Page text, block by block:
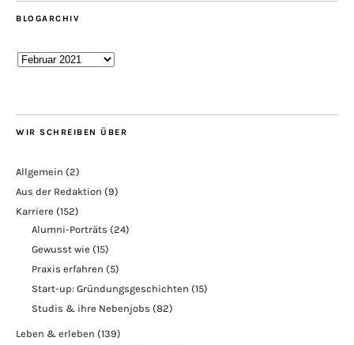
BLOGARCHIV
Blogarchiv
WIR SCHREIBEN ÜBER
Allgemein (2)
Aus der Redaktion (9)
Karriere (152)
Alumni-Porträts (24)
Gewusst wie (15)
Praxis erfahren (5)
Start-up: Gründungsgeschichten (15)
Studis & ihre Nebenjobs (82)
Leben & erleben (139)